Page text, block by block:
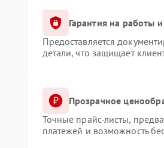
Гарантия на работы и
Предоставляется
детали, что защищает
Прозрачное
Точные прайс-листы,
платежей и возможность